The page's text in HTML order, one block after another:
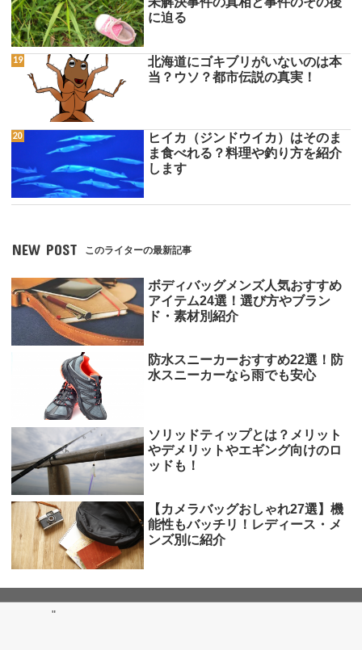
に迫る
北海道にゴキブリがいないのは本
当？ウソ？都市伝説の真実！
ヒイカ（ジンドウイカ）はそのま
ま食べれる？料理や釣り方を紹介
します
NEW POST このライターの最新記事
ボディバッグメンズ人気おすすめ
アイテム24選！選び方やブラン
ド・素材別紹介
防水スニーカーおすすめ22選！防
水スニーカーなら雨でも安心
ソリッドティップとは？メリット
やデメリットやエギング向けのロ
ッドも！
【カメラバッグおしゃれ27選】機
能性もバッチリ！レディース・メ
ンズ別に紹介
"